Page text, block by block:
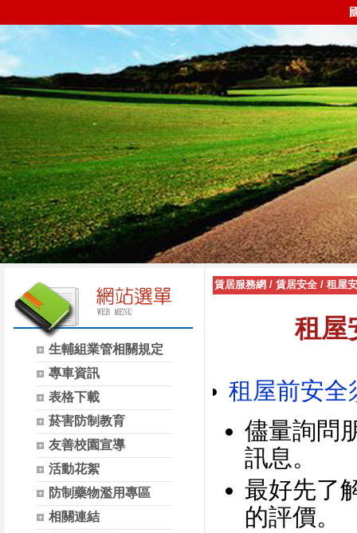
生輔組業管相關規定
專車資訊
表格下載
菸害防制教育
友善校園宣導
活動花絮
防制藥物濫用專區
相關連結
賃居服務網 / 賃居安全 / 租屋
租屋
租屋前安全
儘量詢問
訊息。
最好先了
的評價。